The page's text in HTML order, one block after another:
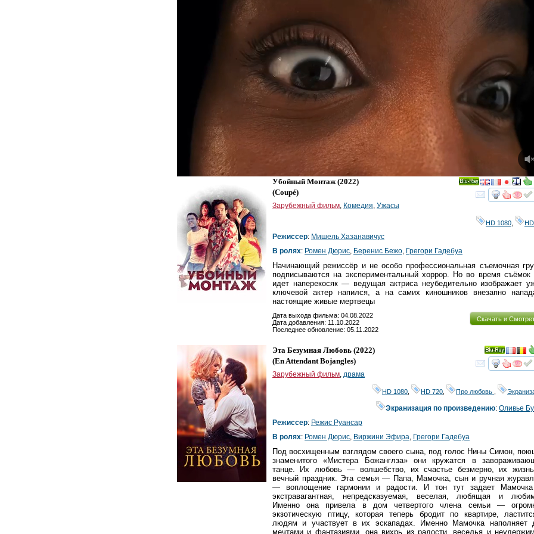
Убойный Монтаж (2022)
(Coupé)
Зарубежный фильм Комедия Ужасы
HD 1080
Режиссер: Мишель Хазанавичус
В ролях: Ромен Дюрис Беренис Бежо Грегори Гадебуа
Начинающий режиссёр и не особо профессиональная съемочная
подписываются на экспериментальный хоррор. Но во время съёмок
идет наперекосяк — ведущая актриса неубедительно изображает
ключевой актер напился, а на самих киношников внезапно
настоящие живые мертвецы
Скачать и
Дата выхода фильма: 04.08.2022
Дата добавления: 11.10.2022
Последнее обновление: 05.11.2022
Ray
Эта Безумная Любовь (2022)
(En Attendant Bojangles)
Зарубежный фильм, драма
HD 1080, HD 720, Про любовь ,
Экранизация по произведению: Оливье
Режиссер: Режис Руансар
В ролях: Ромен Дюрис, Виржини Эфира, Грегори Гадебуа
Под восхищенным взглядом своего сына, под голос Нины Симон,
знаменитого «Мистера Божанглза» они кружатся в
танце. Их любовь — волшебство, их счастье безмерно, их
вечный праздник. Эта семья — Папа, Мамочка, сын и ручная
— воплощение гармонии и радости. И тон тут задает
экстравагантная, непредсказуемая, веселая, любящая и
Именно она привела в дом четвертого члена семьи —
экзотическую птицу, которая теперь бродит по квартире,
людям и участвует в их эскападах. Именно Мамочка наполняет
мечтами и фантазиями, она вихрь из радости, веселья и